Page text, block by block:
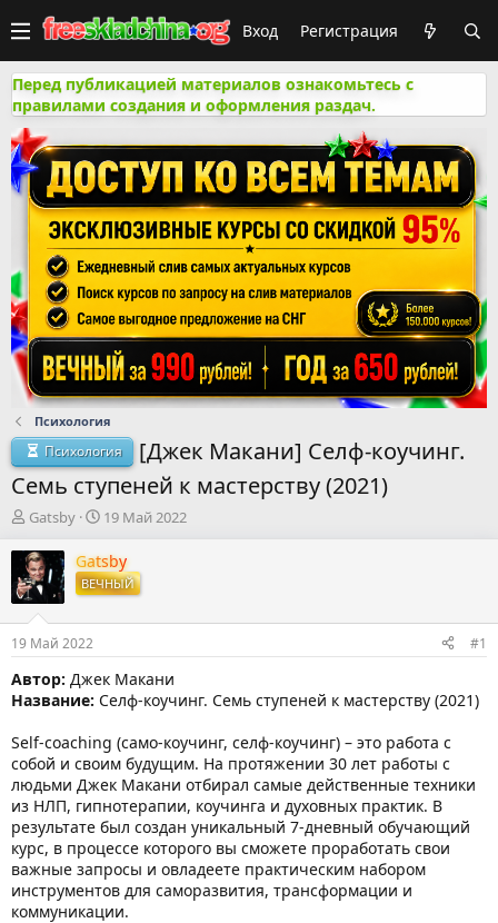
Вход Регистрация
Перед публикацией материалов ознакомьтесь с
правилами создания и оформления раздач.
Психология
Психология
[Джек Макани] Селф-коучинг.
Семь ступеней к мастерству (2021)
А
т
о
р
т
е
м
ы
Gatsby
Д
т
а
н
а
л
а
19 Май 2022
Gatsby
ВЕЧНЫЙ
19 Май 2022 #1
Автор: Джек Макани
Название: Селф-коучинг. Семь ступеней к мастерству (2021)
Self-coaching (само-коучинг, селф-коучинг) – это работа с
собой и своим будущим. На протяжении 30 лет работы с
людьми Джек Макани отбирал самые действенные техники
из НЛП, гипнотерапии, коучинга и духовных практик. В
результате был создан уникальный 7-дневный обучающий
курс, в процессе которого вы сможете проработать свои
важные запросы и овладеете практическим набором
инструментов для саморазвития, трансформации и
коммуникации.